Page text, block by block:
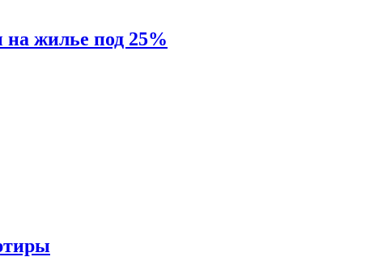
на жилье под 25%